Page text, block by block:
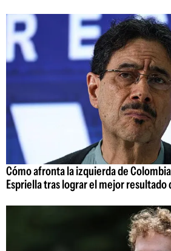
Cómo afronta la izquierda de
Espriella tras lograr el mejor resultado